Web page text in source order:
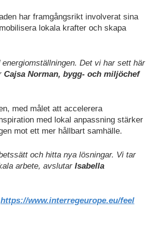
har framgångsrikt involverat sina
lokala krafter och skapa
Det vi har sett här
Cajsa Norman, bygg- och miljöchef
med målet att accelerera
med lokal anpassning stärker
mot ett mer hållbart samhälle.
och hitta nya lösningar. Vi tar
arbete, avslutar Isabella
https://www.interregeurope.eu/feel